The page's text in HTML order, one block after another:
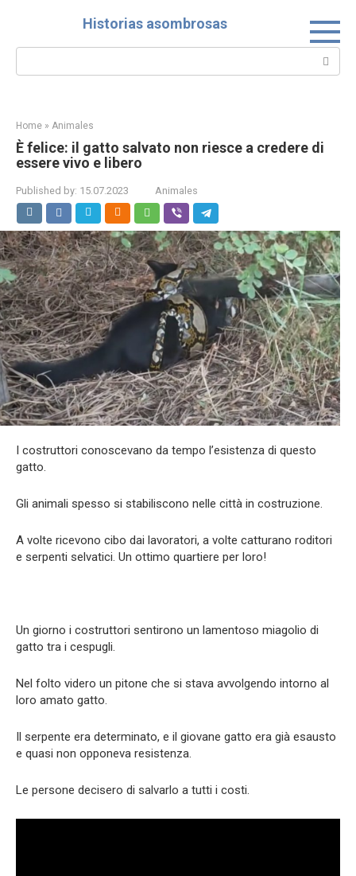
Historias asombrosas
Search:
Home » Animales
È felice: il gatto salvato non riesce a credere di
essere vivo e libero
Published by: 15.07.2023 Animales
I costruttori conoscevano da tempo l’esistenza di questo
gatto.
Gli animali spesso si stabiliscono nelle città in costruzione.
A volte ricevono cibo dai lavoratori, a volte catturano roditori
e serpenti selvatici. Un ottimo quartiere per loro!
Un giorno i costruttori sentirono un lamentoso miagolio di
gatto tra i cespugli.
Nel folto videro un pitone che si stava avvolgendo intorno al
loro amato gatto.
Il serpente era determinato, e il giovane gatto era già esausto
e quasi non opponeva resistenza.
Le persone decisero di salvarlo a tutti i costi.